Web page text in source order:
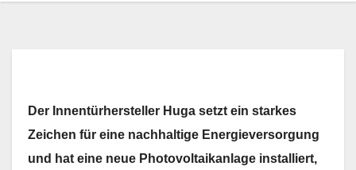
Der Innentürhersteller Huga setzt ein starkes
Zeichen für eine nachhaltige Energieversorgung
und hat eine neue Photovoltaikanlage installiert,